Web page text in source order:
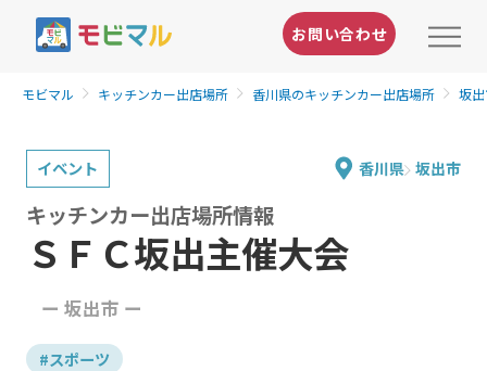
お問い合わせ
モビマル キッチンカー出店場所 香川県のキッチンカー出店場所 坂
イベント 香川県 坂出市
ＳＦＣ坂出主催大会
ー 坂出市 ー
キッチンカー出店場所情報
#スポーツ